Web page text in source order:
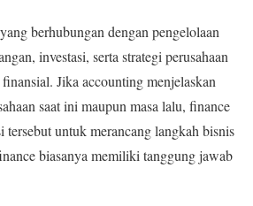
berhubungan dengan pengelolaan
investasi, serta strategi perusahaan
Jika accounting menjelaskan
saat ini maupun masa lalu, finance
tersebut untuk merancang langkah bisnis
biasanya memiliki tanggung jawab